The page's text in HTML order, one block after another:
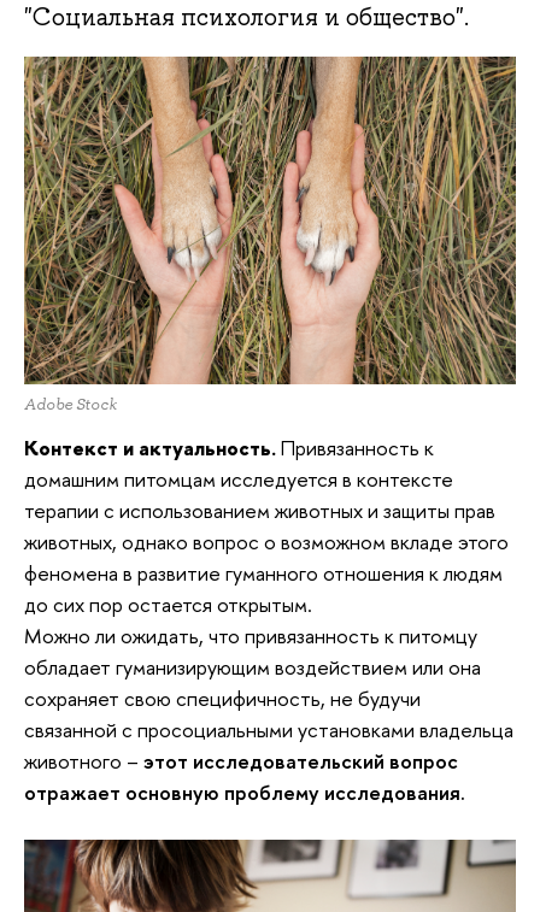
"Социальная психология и общество".
Adobe Stock
Контекст и актуальность.Привязанность к
домашним питомцам исследуется в контексте
терапии с использованием животных и защиты прав
животных, однако вопрос о возможном вкладе этого
феномена в развитие гуманного отношения к людям
до сих пор остается открытым.
Можно ли ожидать, что привязанность к питомцу
обладает гуманизирующим воздействием или она
сохраняет свою специфичность, не будучи
связанной с просоциальными установками владельца
животного – этот исследовательский вопрос
отражает основную проблему исследования.